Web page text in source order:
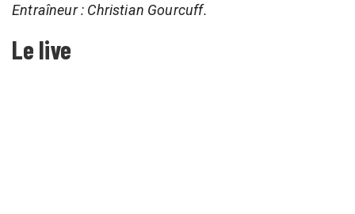
Entraîneur : Christian Gourcuff.
Le live